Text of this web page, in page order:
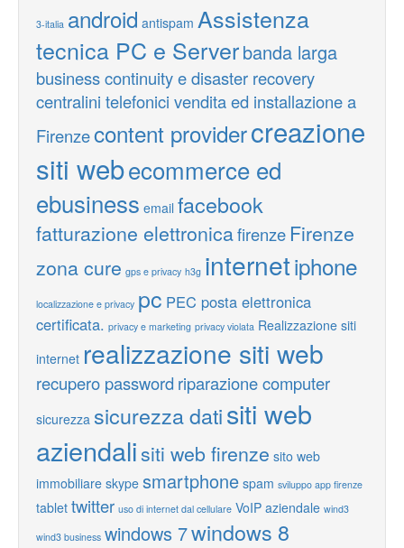
3-italia android antispam Assistenza
tecnica PC e Serverbanda larga
business continuity e disaster recovery
centralini telefonici vendita ed installazione a
Firenzecontent providercreazione
siti webecommerce ed
ebusiness email facebook
fatturazione elettronicafirenze Firenze
zona cure gps e privacy h3g internetiphone
localizzazione e privacy pc PEC posta elettronica
certificata. privacy e marketing privacy violata Realizzazione siti
internet realizzazione siti web
recupero password riparazione computer
sicurezza sicurezza datisiti web
aziendalisiti web firenze sito web
immobiliare skype smartphone spam sviluppo app firenze
tablet twitter uso di internet dal cellulare VoIP aziendale wind3
wind3 business windows 7windows 8